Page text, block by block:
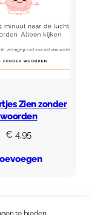
Zien zonder
woorden
€ 4,95